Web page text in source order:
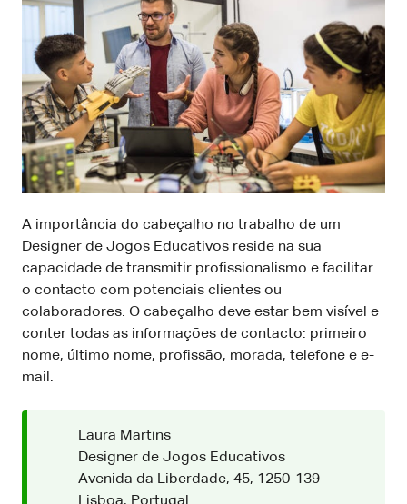
A importância do cabeçalho no trabalho de um
Designer de Jogos Educativos reside na sua
capacidade de transmitir profissionalismo e facilitar
o contacto com potenciais clientes ou
colaboradores. O cabeçalho deve estar bem visível e
conter todas as informações de contacto: primeiro
nome, último nome, profissão, morada, telefone e e-
mail.
Laura Martins
Designer de Jogos Educativos
Avenida da Liberdade, 45, 1250-139